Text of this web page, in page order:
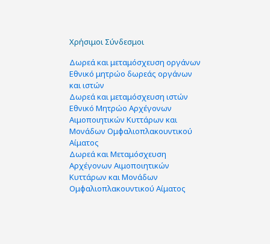
Χρήσιμοι Σύνδεσμοι
Δωρεά και μεταμόσχευση οργάνων
Εθνικό μητρώο δωρεάς οργάνων
και ιστών
Δωρεά και μεταμόσχευση ιστών
Εθνικό Μητρώο Αρχέγονων
Αιμοποιητικών Κυττάρων και
Μονάδων Ομφαλιοπλακουντικού
Αίματος
Δωρεά και Μεταμόσχευση
Αρχέγονων Αιμοποιητικών
Κυττάρων και Μονάδων
Ομφαλιοπλακουντικού Αίματος